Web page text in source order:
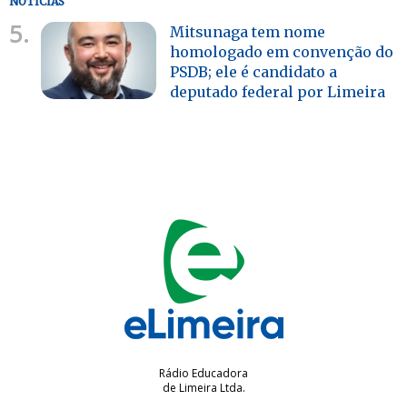
5.
Mitsunaga tem nome
homologado em convenção do
PSDB; ele é candidato a
deputado federal por Limeira
Rádio Educadora
de Limeira Ltda.